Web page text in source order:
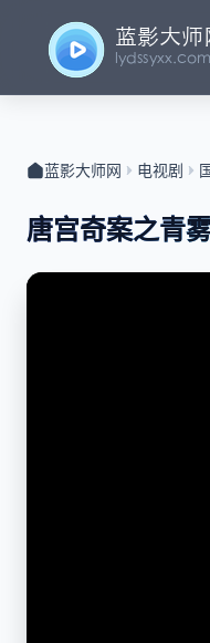
蓝影大师网 电视剧
唐宫奇案之青